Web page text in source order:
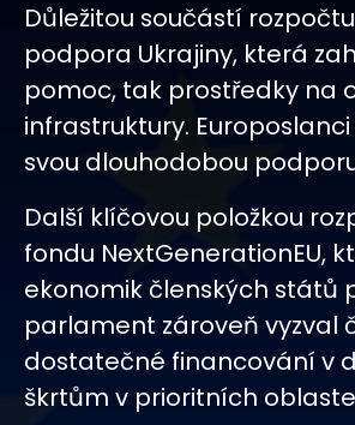
Důležitou součástí
podpora Ukrajiny, která
pomoc, tak prostředky na
infrastruktury.
svou dlouhodobou
Další klíčovou položkou
fondu NextGenerationEU,
ekonomik členských států
parlament zároveň vyzval
dostatečné financování v
škrtům v prioritních